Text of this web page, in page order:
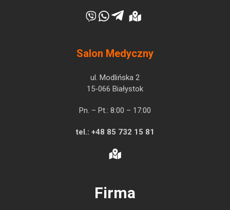
Salon Medyczny
ul. Modlińska 2
15-066 Białystok
Pn. – Pt.: 8:00 – 17:00
tel.: +48 85 732 15 81
Firma